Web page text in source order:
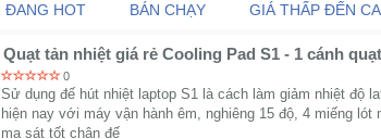
ĐANG HOT BÁN CHẠY GIÁ THẤP ĐẾN
Quạt tản nhiệt giá rẻ Cooling Pad S1 - 1 cánh
0
Sử dụng đế hút nhiệt laptop S1 là cách làm giảm nhiệt độ
hiện nay với máy vận hành êm, nghiêng 15 độ, 4 miếng lót
ma sát tốt chân đế